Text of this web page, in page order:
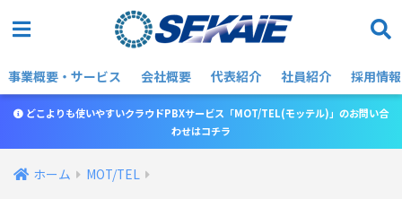
事業概要・サービス 会社概要 代表紹介 社員紹介 採用情報
どこよりも使いやすいクラウドPBXサービス「MOT/TEL(モッテル)」のお問い合
わせはコチラ
ホーム MOT/TEL